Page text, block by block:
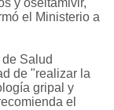
y oseltamivir,
el Ministerio a
Salud
de "realizar la
gripal y
el